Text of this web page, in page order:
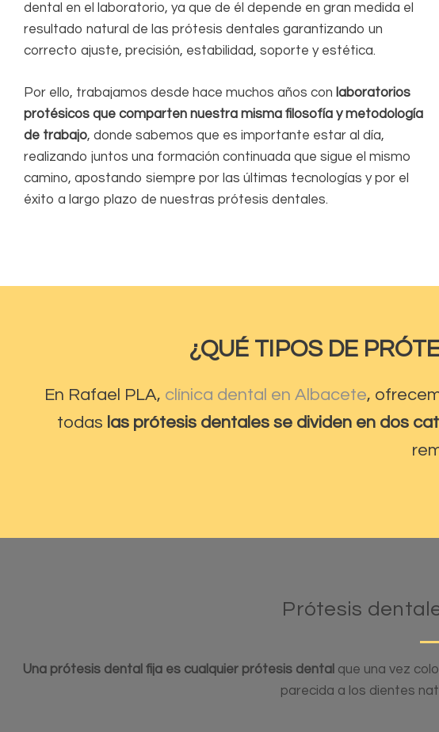
dental en el laboratorio, ya que de él depende en gran medida el
resultado natural de las prótesis dentales garantizando un
correcto ajuste, precisión, estabilidad, soporte y estética.
Por ello, trabajamos desde hace muchos años con laboratorios
protésicos que comparten nuestra misma filosofía y metodología
de trabajo, donde sabemos que es importante estar al día,
realizando juntos una formación continuada que sigue el mismo
camino, apostando siempre por las últimas tecnologías y por el
éxito a largo plazo de nuestras prótesis dentales.
¿QUÉ TIPOS DE
En Rafael PLA, clínica dental en Albacete,
todas las prótesis dentales se dividen en dos
Prótesis
Una prótesis dental fija es cualquier prótesis dental que una vez
parecida a los dientes